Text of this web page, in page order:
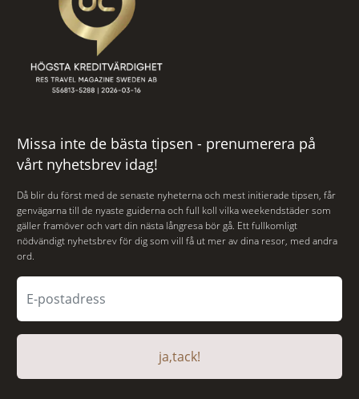
Missa inte de bästa tipsen - prenumerera på
vårt nyhetsbrev idag!
Då blir du först med de senaste nyheterna och mest initierade tipsen, får
genvägarna till de nyaste guiderna och full koll vilka weekendstäder som
gäller framöver och vart din nästa långresa bör gå. Ett fullkomligt
nödvändigt nyhetsbrev för dig som vill få ut mer av dina resor, med andra
ord.
ja,tack!